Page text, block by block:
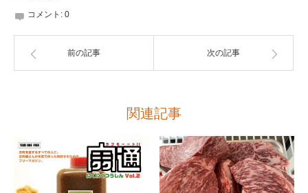
コメント: 0
前の記事 次の記事
関連記事